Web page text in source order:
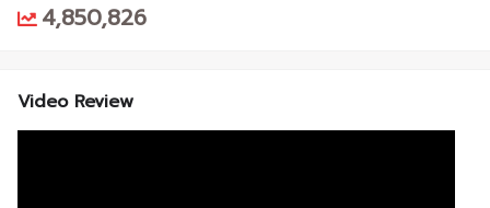
4,850,826
Video Review